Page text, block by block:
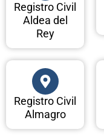
Registro Civil
Aldea del
Rey
Registro Civil
Almagro